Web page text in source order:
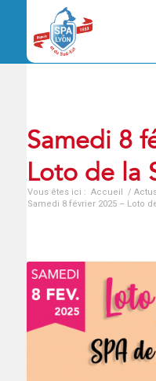
Samedi 8
Loto de la
Vous êtes ici : Accueil /
Samedi 8 février 2025 – Loto